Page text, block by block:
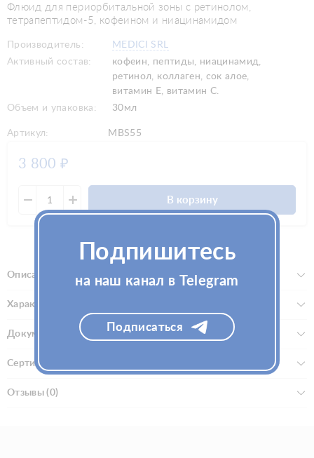
Флюид для периорбитальной зоны с ретинолом,
тетрапептидом-5, кофеином и ниацинамидом
Производитель:
MEDICI SRL
Активный состав:
кофеин, пептиды, ниацинамид,
ретинол, коллаген, сок алое,
витамин Е, витамин С.
Объем и упаковка:
30мл
Артикул: MBS55
3 800₽
В корзину
Описание
Характеристики
Документы
Сертификаты
Отзывы (0)
Подпишитесь
на наш канал в Telegram
Подписаться